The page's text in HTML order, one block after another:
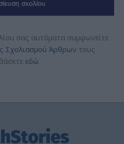
σας αυτόματα συμφωνείτε
Σχολιασμού Άρθρων τους
εδώ.